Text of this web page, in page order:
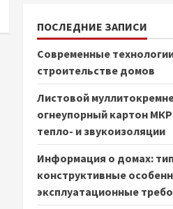
ПОСЛЕДНИЕ ЗАПИСИ
Современные
строительстве домов
Листовой
огнеупорный картон
тепло- и звукоизоляции
Информация о домах:
конструктивные
эксплуатационные